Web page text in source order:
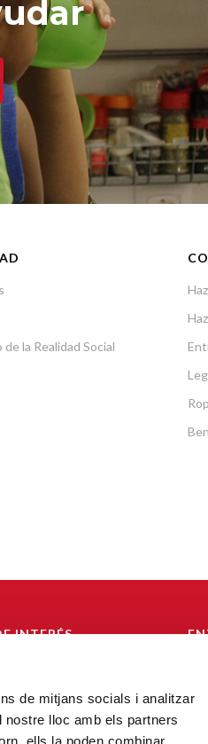
de mitjans socials i analitzar
lloc amb els partners
la Realidad Social
INTERÉS
Formació i Treball